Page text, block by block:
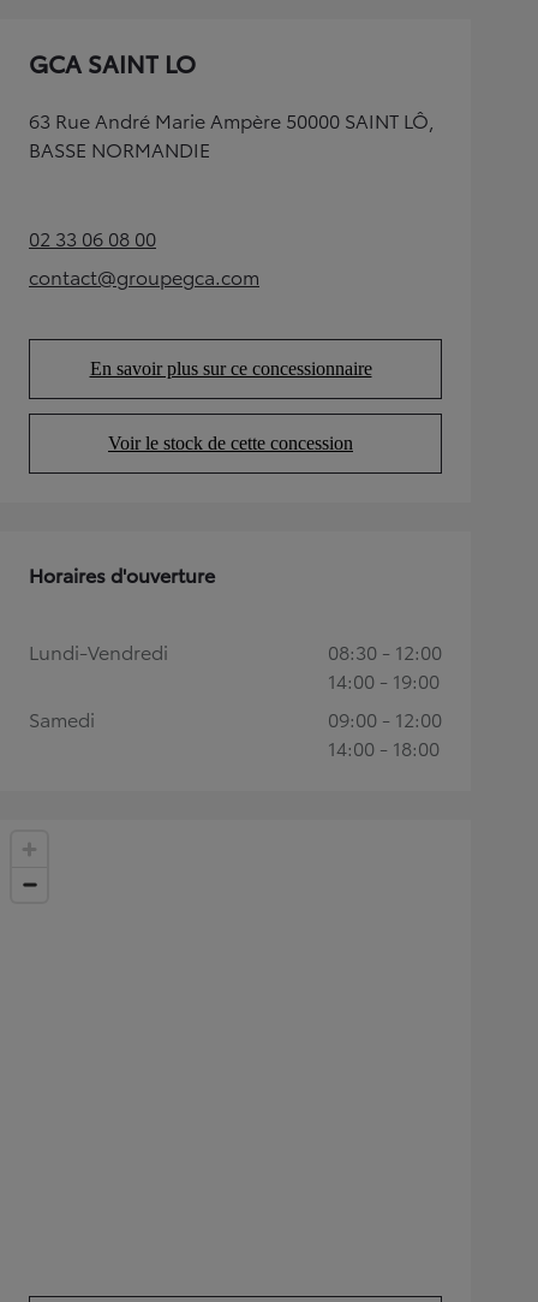
GCA SAINT LO
63 Rue André Marie Ampère 50000 SAINT LÔ,
BASSE NORMANDIE
02 33 06 08 00(Opens in new tab)
contact@groupegca.com
(Opens in new tab)
En savoir plus sur ce concessionnaire
(Opens in new tab)
Voir le stock de cette concession
(Opens in new tab)
Horaires d'ouverture
Lundi-Vendredi
08:30 - 12:00
14:00 - 19:00
Samedi
09:00 - 12:00
14:00 - 18:00